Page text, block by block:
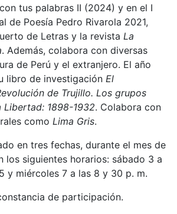
tus palabras II (2024) y en el I
de Poesía Pedro Rivarola 2021,
de Letras y la revista La
. Además, colabora con diversas
de Perú y el extranjero. El año
libro de investigación El
de Trujillo. Los grupos
Libertad: 1898-1932. Colabora con
como Lima Gris.
en tres fechas, durante el mes de
los siguientes horarios: sábado 3 a
y miércoles 7 a las 8 y 30 p. m.
de participación.